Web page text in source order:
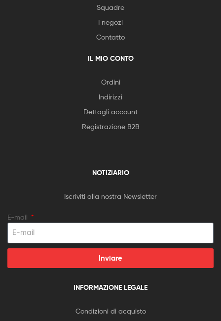
Squadre
I negozi
Contatto
IL MIO CONTO
Ordini
Indirizzi
Dettagli account
Registrazione B2B
NOTIZIARIO
Iscriviti alla nostra Newsletter
E-mail
Inviare
INFORMAZIONE LEGALE
Condizioni di acquisto